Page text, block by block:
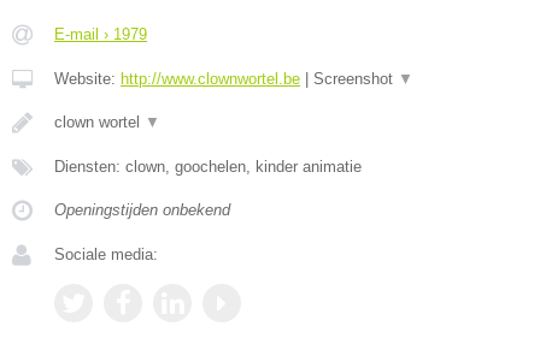
E-mail › 1979
Website: http://www.clownwortel.be Screenshot ▼
clown wortel ▼
Diensten: clown, goochelen, kinder animatie
Openingstijden onbekend
Sociale media: